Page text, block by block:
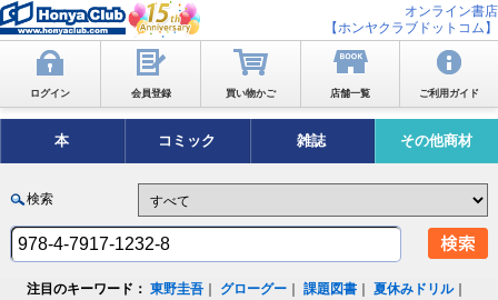
オンライン書店
【ホンヤクラブドットコム】
ログイン 会員登録 買い物かご 店舗一覧 ご利用ガイド
本 コミック 雑誌 その他商材
検索
注目のキーワード： 東野圭吾 グローグー ｜課題図書 ｜夏休みドリル｜